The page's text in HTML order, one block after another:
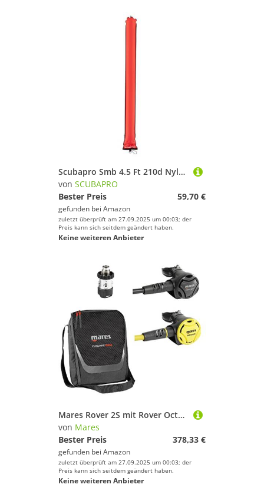
Scubapro Smb 4.5 Ft 210d Nylon Buoy 1.4 m
von SCUBAPRO
Bester Preis
59,70 €
gefunden bei Amazon
zuletzt überprüft am 27.09.2025 um 00:03; der
Preis kann sich seitdem geändert haben.
Keine weiteren Anbieter
Mares Rover 2S mit Rover Octopus und Mares Cruise Reg Atemreglerset
von Mares
Bester Preis
378,33 €
gefunden bei Amazon
zuletzt überprüft am 27.09.2025 um 00:03; der
Preis kann sich seitdem geändert haben.
Keine weiteren Anbieter